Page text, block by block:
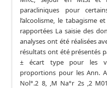
paracliniques pour
l’alcoolisme, le tabagisme
rapportées La saisie des
analyses ont été réalisées
résultats ont été présentés
± écart type pour les
proportions pour les Ann.
Nol°.2 8, ,M Na°r 2s ,2